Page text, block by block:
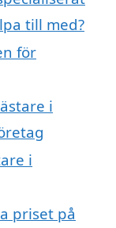
till med?
för
i
i
priset på